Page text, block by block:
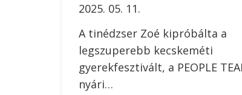
2025. 05. 11.
A tinédzser Zoé kipróbálta a
legszuperebb kecskeméti
gyerekfesztivált, a PEOPLE
nyári…